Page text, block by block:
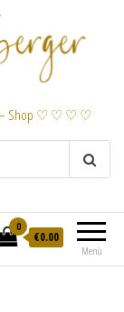
– Shop ♡ ♡ ♡ ♡
Menü
0
€0.00